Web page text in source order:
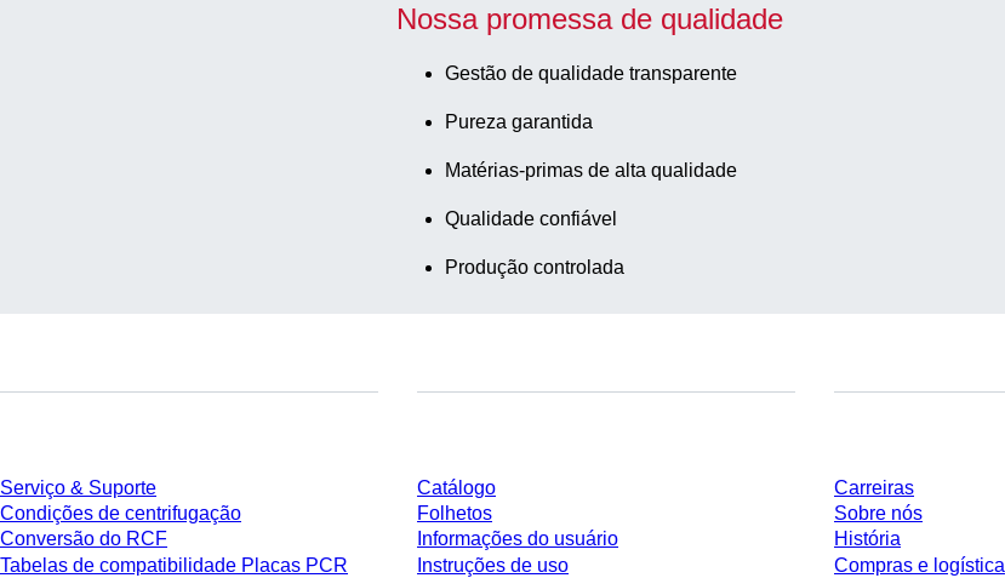
Nossa promessa de qualidade
Gestão de qualidade transparente
Pureza garantida
Matérias-primas de alta qualidade
Qualidade confiável
Produção controlada
Serviço & Suporte
Condições de centrifugação
Conversão do RCF
Tabelas de compatibilidade Placas PCR
Catálogo
Folhetos
Informações do usuário
Instruções de uso
Carreiras
Sobre nós
História
Compras e logística